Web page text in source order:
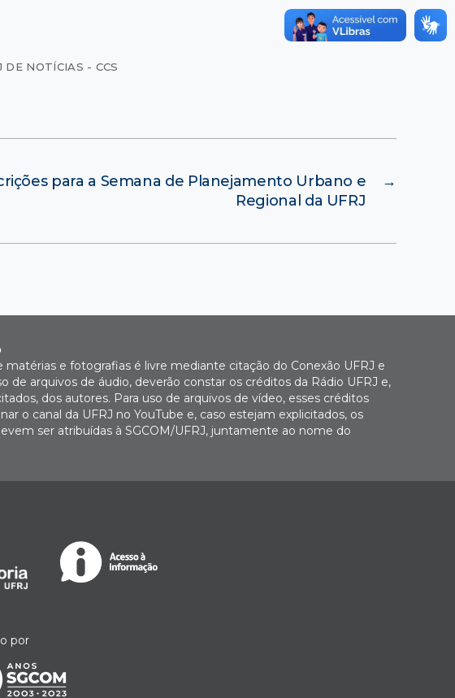
DE NOTÍCIAS - CCS
→
para a Semana de Planejamento Urbano e
Regional da UFRJ
matérias e fotografias é livre mediante citação do Conexão UFRJ e
de arquivos de áudio, deverão constar os créditos da Rádio UFRJ e,
dos autores. Para uso de arquivos de vídeo, esses créditos
o canal da UFRJ no YouTube e, caso estejam explicitados, os
ser atribuídas à SGCOM/UFRJ, juntamente ao nome do
por